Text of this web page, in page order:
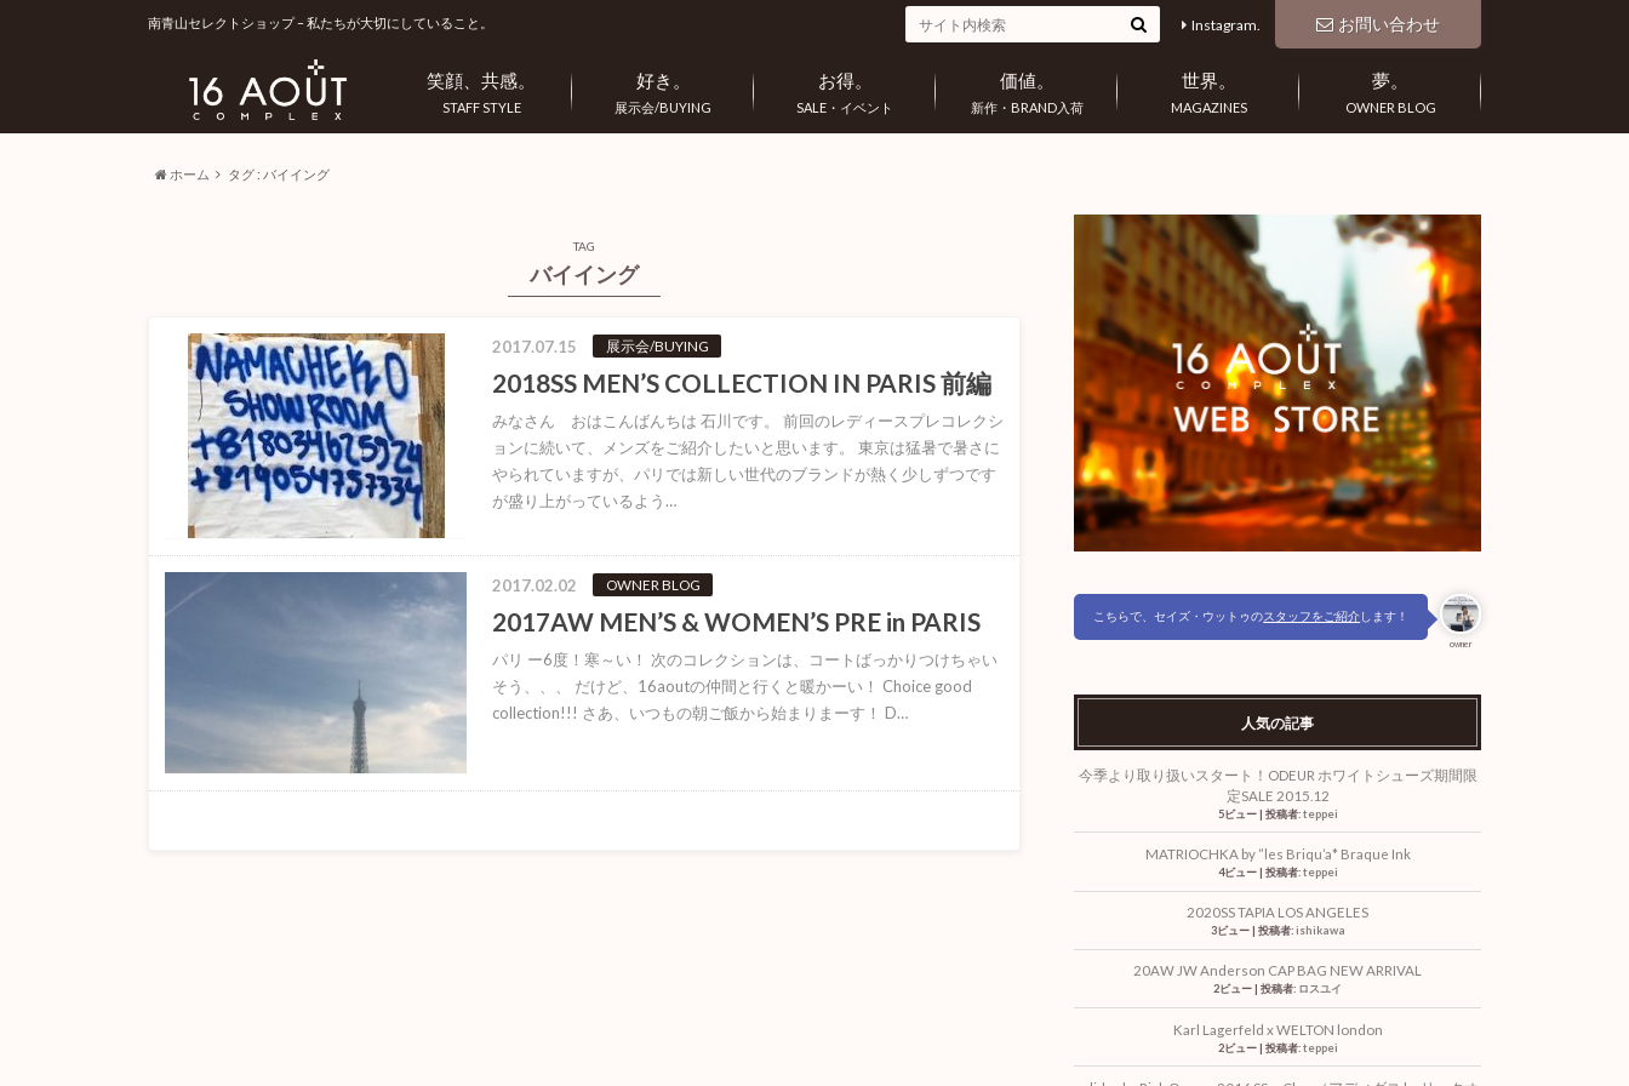
南青山セレクトショップ – 私たちが大切にしていること。 お問い合わせ
Instagram.
STAFF STYLE
笑顔、共感。
展示会/BUYING
好き。
SALE・イベント
お得。
新作・BRAND入荷
価値。
MAGAZINES
世界。
OWNER BLOG
夢。
ホーム タグ : バイイング
TAG
バイイング
2017.07.15 展示会/BUYING
2018SS MEN’S COLLECTION IN PARIS 前編
みなさん おはこんばんちは 石川です。 前回のレディースプレコレクシ
ョンに続いて、メンズをご紹介したいと思います。 東京は猛暑で暑さに
やられていますが、パリでは新しい世代のブランドが熱く少しずつです
が盛り上がっているよう…
2017.02.02 OWNER BLOG
2017AW MEN’S & WOMEN’S PRE in PARIS
パリ ー6度！寒～い！ 次のコレクションは、コートばっかりつけちゃい
そう、、、 だけど、16aoutの仲間と行くと暖かーい！ Choice good
collection!!! さあ、いつもの朝ご飯から始まりまーす！ D…
owner
こちらで、セイズ・ウットゥのスタッフをご紹介します！
人気の記事
今季より取り扱いスタート！ODEUR ホワイトシューズ期間限
定SALE 2015.12
5ビュー| 投稿者:teppei
MATRIOCHKA by ”les Briqu’a* Braque Ink
4ビュー| 投稿者:teppei
2020SS TAPIA LOS ANGELES
3ビュー| 投稿者:ishikawa
20AW JW Anderson CAP BAG NEW ARRIVAL
2ビュー 投稿者: ロスユイ
Karl Lagerfeld x WELTON london
2ビュー| 投稿者:teppei